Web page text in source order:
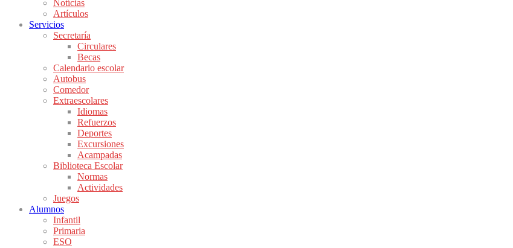
Notícias
Artículos
Servicios
Secretaría
Circulares
Becas
Calendario escolar
Autobus
Comedor
Extraescolares
Idiomas
Refuerzos
Deportes
Excursiones
Acampadas
Biblioteca Escolar
Normas
Actividades
Juegos
Alumnos
Infantil
Primaria
ESO